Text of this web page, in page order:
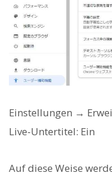
Einstellungen →
Live-Untertitel: Ein
Auf diese Weise